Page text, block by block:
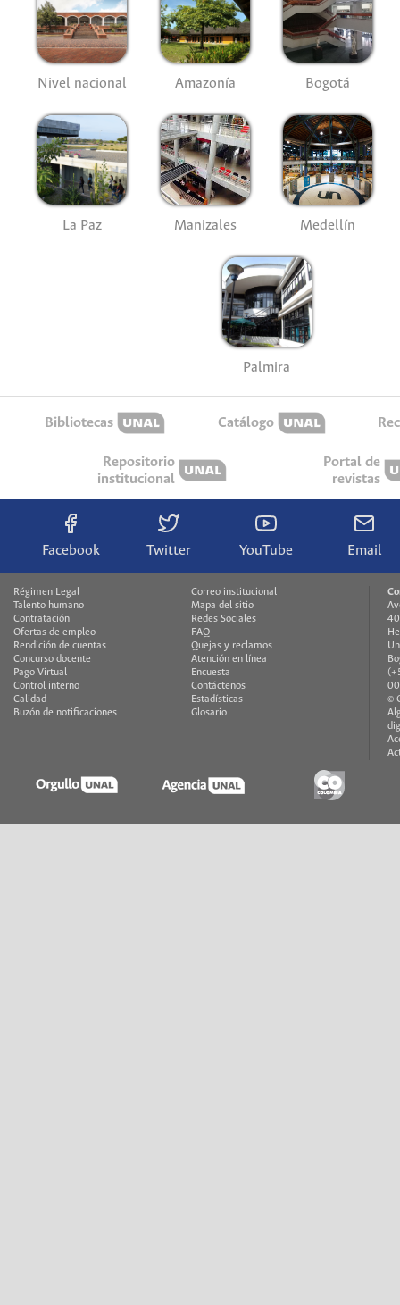
Nivel nacional Amazonía Bogotá
La Paz Manizales Medellín
Palmira
Bibliotecas Catálogo
Repositorio
institucional
Portal de
revistas
Facebook Twitter YouTube Email
Régimen Legal
Talento humano
Contratación
Ofertas de empleo
Rendición de cuentas
Concurso docente
Pago Virtual
Control interno
Calidad
Buzón de notificaciones
Correo institucional
Mapa del sitio
Redes Sociales
FAQ
Quejas y reclamos
Atención en línea
Encuesta
Contáctenos
Estadísticas
Glosario
©